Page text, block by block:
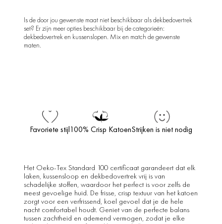
Is de door jou gewenste maat niet beschikbaar als dekbedovertrek
set? Er zijn meer opties beschikbaar bij de categorieën:
dekbedovertrek en kussenslopen. Mix en match de gewenste
maten.
Favoriete stijl100% Crisp KatoenStrijken is niet nodig
Het Oeko-Tex Standard 100 certificaat garandeert dat elk
laken, kussensloop en dekbedovertrek vrij is van
schadelijke stoffen, waardoor het perfect is voor zelfs de
meest gevoelige huid. De frisse, crisp textuur van het katoen
zorgt voor een verfrissend, koel gevoel dat je de hele
nacht comfortabel houdt. Geniet van de perfecte balans
tussen zachtheid en ademend vermogen, zodat je elke